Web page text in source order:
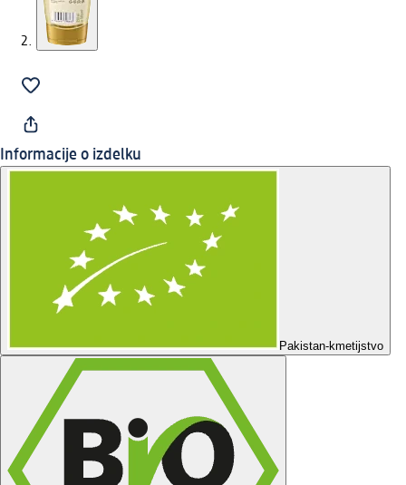
Informacije o izdelku
Pakistan-kmetijstvo